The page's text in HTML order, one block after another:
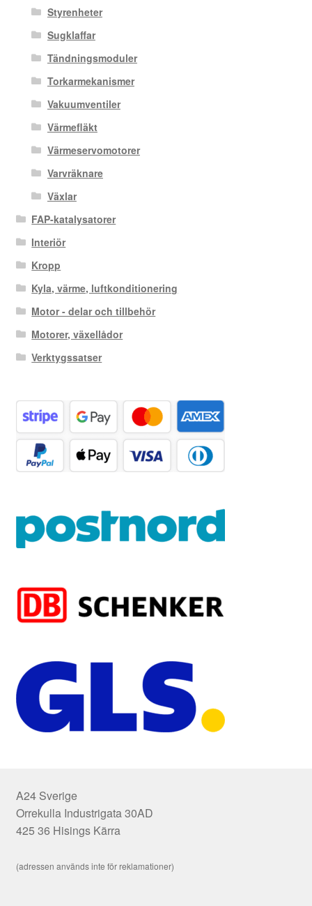
Styrenheter
Sugklaffar
Tändningsmoduler
Torkarmekanismer
Vakuumventiler
Värmefläkt
Värmeservomotorer
Varvräknare
Växlar
FAP-katalysatorer
Interiör
Kropp
Kyla, värme, luftkonditionering
Motor - delar och tillbehör
Motorer, växellådor
Verktygssatser
A24 Sverige
Orrekulla Industrigata 30AD
425 36 Hisings Kärra
(adressen används inte för reklamationer)